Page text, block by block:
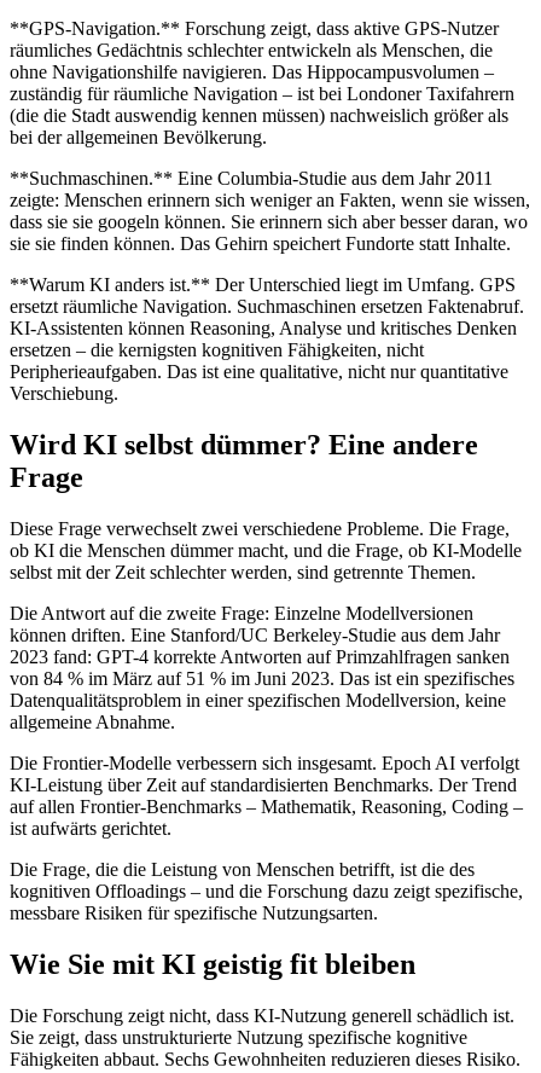
**GPS-Navigation.** Forschung zeigt, dass aktive GPS-Nutzer
räumliches Gedächtnis schlechter entwickeln als Menschen, die
ohne Navigationshilfe navigieren. Das Hippocampusvolumen –
zuständig für räumliche Navigation – ist bei Londoner Taxifahrern
(die die Stadt auswendig kennen müssen) nachweislich größer als
bei der allgemeinen Bevölkerung.
**Suchmaschinen.** Eine Columbia-Studie aus dem Jahr 2011
zeigte: Menschen erinnern sich weniger an Fakten, wenn sie wissen,
dass sie sie googeln können. Sie erinnern sich aber besser daran, wo
sie sie finden können. Das Gehirn speichert Fundorte statt Inhalte.
**Warum KI anders ist.** Der Unterschied liegt im Umfang. GPS
ersetzt räumliche Navigation. Suchmaschinen ersetzen Faktenabruf.
KI-Assistenten können Reasoning, Analyse und kritisches Denken
ersetzen – die kernigsten kognitiven Fähigkeiten, nicht
Peripherieaufgaben. Das ist eine qualitative, nicht nur quantitative
Verschiebung.
Wird KI selbst dümmer? Eine andere
Frage
Diese Frage verwechselt zwei verschiedene Probleme. Die Frage,
ob KI die Menschen dümmer macht, und die Frage, ob KI-Modelle
selbst mit der Zeit schlechter werden, sind getrennte Themen.
Die Antwort auf die zweite Frage: Einzelne Modellversionen
können driften. Eine Stanford/UC Berkeley-Studie aus dem Jahr
2023 fand: GPT-4 korrekte Antworten auf Primzahlfragen sanken
von 84 % im März auf 51 % im Juni 2023. Das ist ein spezifisches
Datenqualitätsproblem in einer spezifischen Modellversion, keine
allgemeine Abnahme.
Die Frontier-Modelle verbessern sich insgesamt. Epoch AI verfolgt
KI-Leistung über Zeit auf standardisierten Benchmarks. Der Trend
auf allen Frontier-Benchmarks – Mathematik, Reasoning, Coding –
ist aufwärts gerichtet.
Die Frage, die die Leistung von Menschen betrifft, ist die des
kognitiven Offloadings – und die Forschung dazu zeigt spezifische,
messbare Risiken für spezifische Nutzungsarten.
Wie Sie mit KI geistig fit bleiben
Die Forschung zeigt nicht, dass KI-Nutzung generell schädlich ist.
Sie zeigt, dass unstrukturierte Nutzung spezifische kognitive
Fähigkeiten abbaut. Sechs Gewohnheiten reduzieren dieses Risiko.